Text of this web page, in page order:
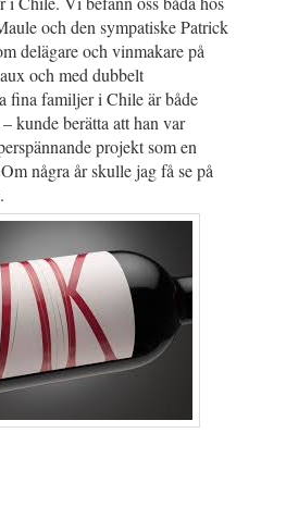
och den sympatiske Patrick
delägare och vinmakare på
och med dubbelt
fina familjer i Chile är både
kunde berätta att han var
projekt som en
några år skulle jag få se på